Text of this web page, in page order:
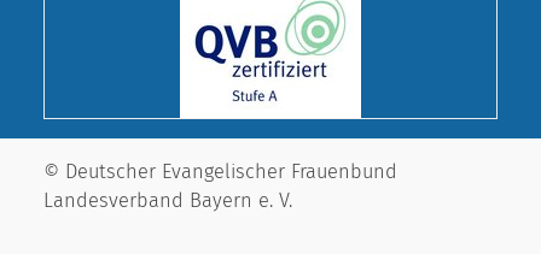
© Deutscher Evangelischer Frauenbund
Landesverband Bayern e. V.